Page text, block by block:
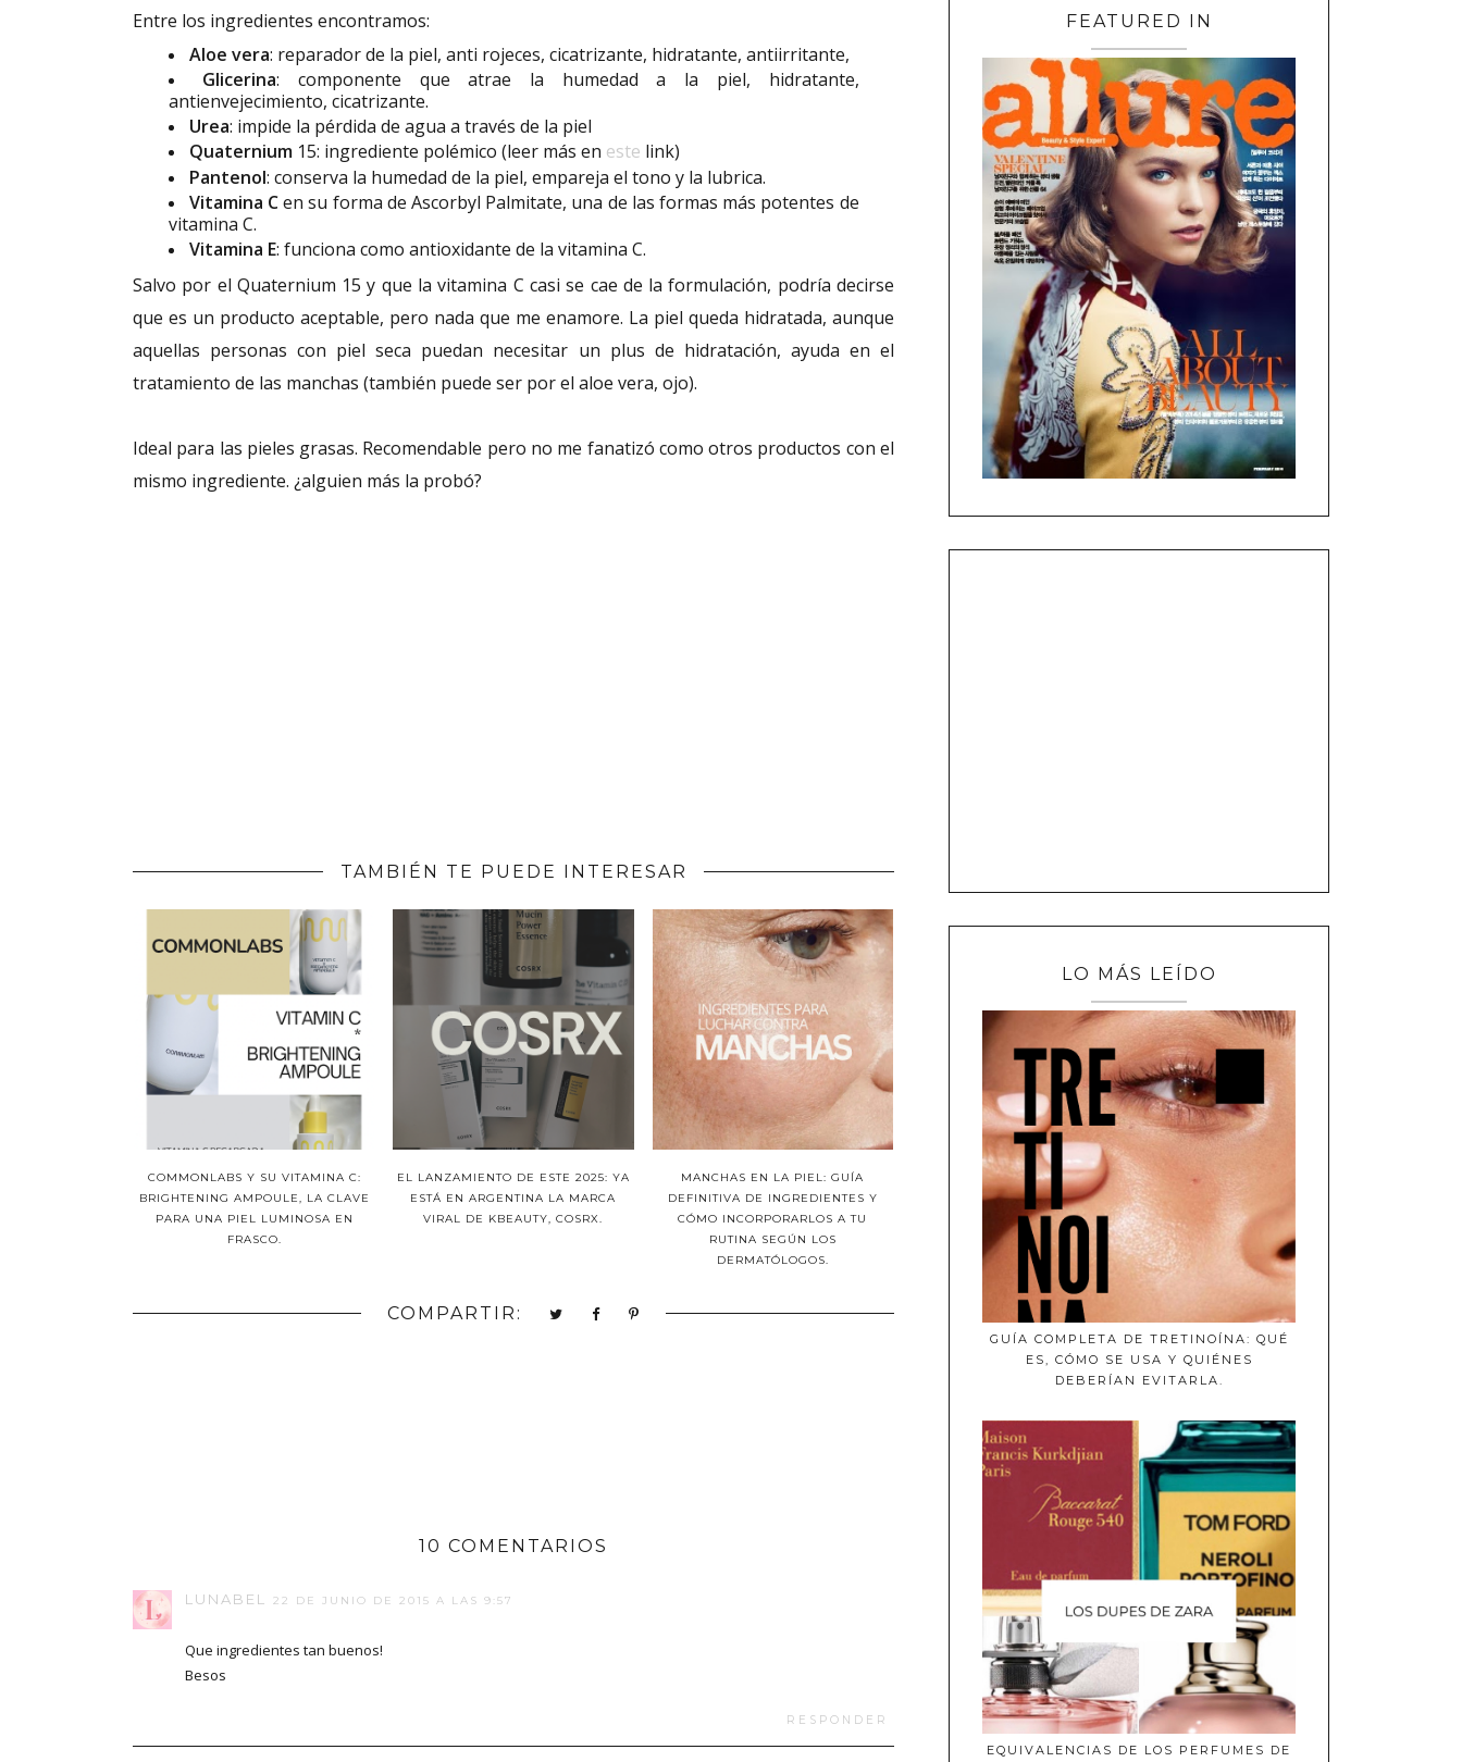
Entre los ingredientes encontramos:
Aloe vera: reparador de la piel, anti rojeces, cicatrizante, hidratante, antiirritante,
Glicerina: componente que atrae la humedad a la piel, hidratante,
antienvejecimiento, cicatrizante.
Urea: impide la pérdida de agua a través de la piel
Quaternium15: ingrediente polémico (leer más en este link)
Pantenol: conserva la humedad de la piel, empareja el tono y la lubrica.
Vitamina Cen su forma de Ascorbyl Palmitate, una de las formas más potentes de
vitamina C.
Vitamina E: funciona como antioxidante de la vitamina C.
Salvo por el Quaternium 15 y que la vitamina C casi se cae de la formulación, podría decirse
que es un producto aceptable, pero nada que me enamore. La piel queda hidratada, aunque
aquellas personas con piel seca puedan necesitar un plus de hidratación, ayuda en el
tratamiento de las manchas (también puede ser por el aloe vera, ojo).
Ideal para las pieles grasas. Recomendable pero no me fanatizó como otros productos con el
mismo ingrediente. ¿alguien más la probó?
TAMBIÉN TE PUEDE INTERESAR
COMMONLABS Y SU VITAMINA C:
BRIGHTENING AMPOULE, LA CLAVE
PARA UNA PIEL LUMINOSA EN
FRASCO.
EL LANZAMIENTO DE ESTE 2025: YA
ESTÁ EN ARGENTINA LA MARCA
VIRAL DE KBEAUTY, COSRX.
MANCHAS EN LA PIEL: GUÍA
DEFINITIVA DE INGREDIENTES Y
CÓMO INCORPORARLOS A TU
RUTINA SEGÚN LOS
DERMATÓLOGOS.
COMPARTIR:
10 COMENTARIOS
LUNABEL 22 DE JUNIO DE 2015 A LAS 9:57
Que ingredientes tan buenos!
Besos
RESPONDER
FEATURED IN
LO MÁS LEÍDO
GUÍA COMPLETA DE TRETINOÍNA: QUÉ
ES, CÓMO SE USA Y QUIÉNES
DEBERÍAN EVITARLA.
EQUIVALENCIAS DE LOS PERFUMES DE